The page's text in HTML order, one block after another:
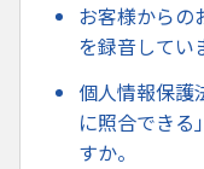
お客様からの
を録音してい
個人情報保護
に照合できる
すか。